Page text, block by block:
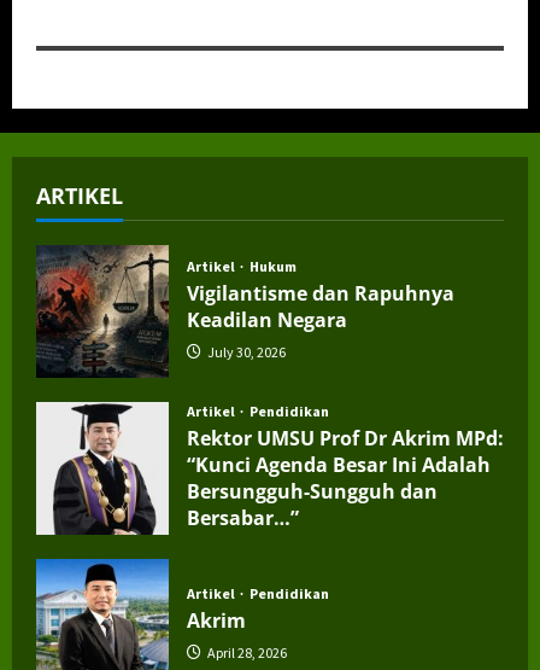
ARTIKEL
Artikel Hukum
Vigilantisme dan Rapuhnya
Keadilan Negara
July 30, 2026
Artikel Pendidikan
Rektor UMSU Prof Dr Akrim MPd:
“Kunci Agenda Besar Ini Adalah
Bersungguh-Sungguh dan
Bersabar…”
Artikel Pendidikan
Akrim
April 28, 2026